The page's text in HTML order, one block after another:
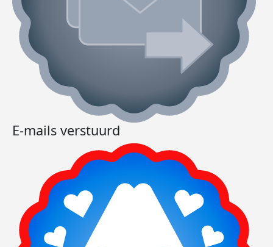
E-mails verstuurd